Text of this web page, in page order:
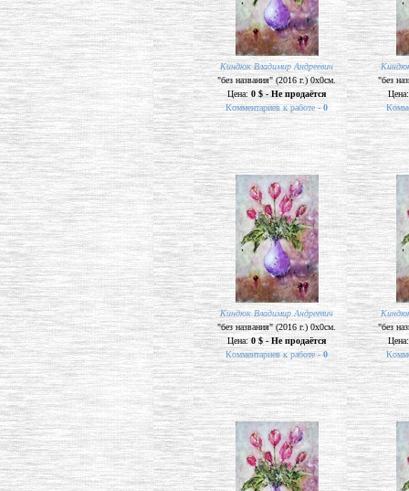
Киндюк Владимир Андреевич
"без названия" (2016 г.) 0х0см.
Цена: 0 $ - Не продаётся
Комментариев к работе - 0
"без
Киндюк Владимир Андреевич
"без названия" (2016 г.) 0х0см.
Цена:0 $ - Не продаётся
Комментариев к работе -0
"без